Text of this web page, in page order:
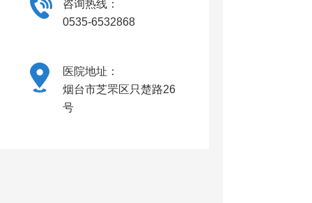
咨询热线：
0535-6532868
医院地址：
烟台市芝罘区只楚路26
号